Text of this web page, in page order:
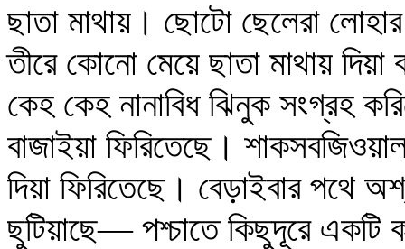
ছাতা মাথায়। ছোটো ছেলেরা
তীরে কোনো মেয়ে ছাতা মাথায়
কেহ কেহ নানাবিধ ঝিনুক সংগ্রহ
বাজাইয়া ফিরিতেছে।
দিয়া ফিরিতেছে। বেড়াইবার পথে
ছুটিয়াছে— পশ্চাতে কিছুদূরে একটি